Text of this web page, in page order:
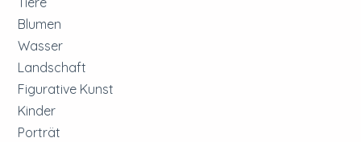
Blumen
Wasser
Landschaft
Figurative Kunst
Kinder
Porträt